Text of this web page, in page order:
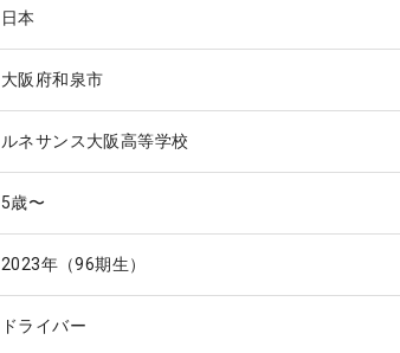
日本
大阪府和泉市
ルネサンス大阪高等学校
5歳〜
2023年（96期生）
ドライバー